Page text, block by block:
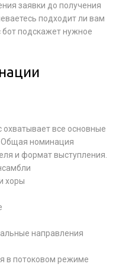
заявки до получения
подходит ли вам
подскажет нужное
все основные
Общая номинация
и формат выступления.
хоры
направления
в потоковом режиме